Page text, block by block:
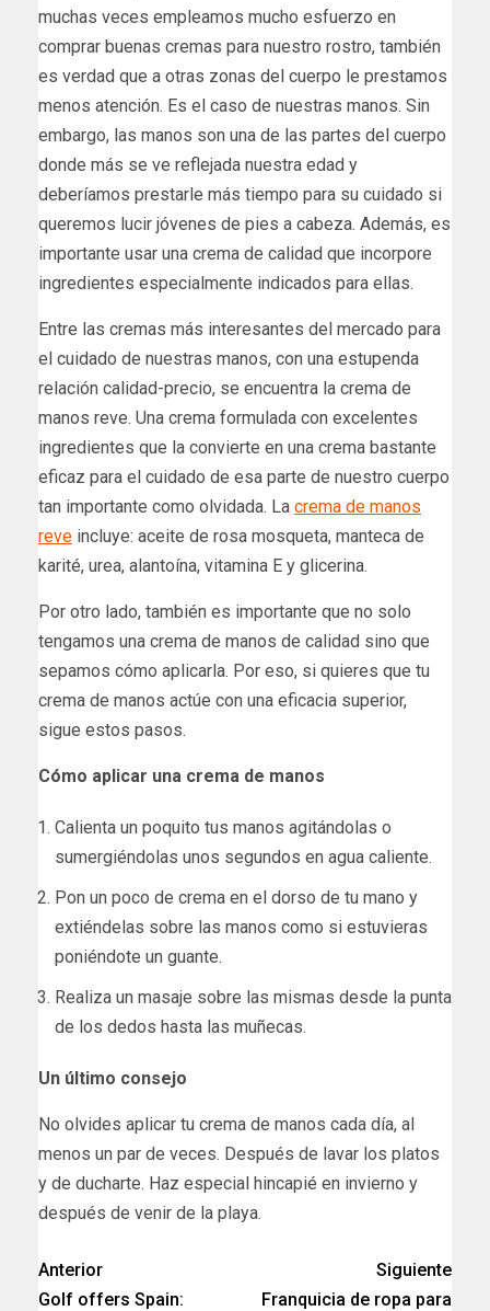
muchas veces empleamos mucho esfuerzo en
comprar buenas cremas para nuestro rostro, también
es verdad que a otras zonas del cuerpo le prestamos
menos atención. Es el caso de nuestras manos. Sin
embargo, las manos son una de las partes del cuerpo
donde más se ve reflejada nuestra edad y
deberíamos prestarle más tiempo para su cuidado si
queremos lucir jóvenes de pies a cabeza. Además, es
importante usar una crema de calidad que incorpore
ingredientes especialmente indicados para ellas.
Entre las cremas más interesantes del mercado para
el cuidado de nuestras manos, con una estupenda
relación calidad-precio, se encuentra la crema de
manos reve. Una crema formulada con excelentes
ingredientes que la convierte en una crema bastante
eficaz para el cuidado de esa parte de nuestro cuerpo
tan importante como olvidada. La crema de manos
reve incluye: aceite de rosa mosqueta, manteca de
karité, urea, alantoína, vitamina E y glicerina.
Por otro lado, también es importante que no solo
tengamos una crema de manos de calidad sino que
sepamos cómo aplicarla. Por eso, si quieres que tu
crema de manos actúe con una eficacia superior,
sigue estos pasos.
Cómo aplicar una crema de manos
Calienta un poquito tus manos agitándolas o
sumergiéndolas unos segundos en agua caliente.
Pon un poco de crema en el dorso de tu mano y
extiéndelas sobre las manos como si estuvieras
poniéndote un guante.
Realiza un masaje sobre las mismas desde la punta
de los dedos hasta las muñecas.
Un último consejo
No olvides aplicar tu crema de manos cada día, al
menos un par de veces. Después de lavar los platos
y de ducharte. Haz especial hincapié en invierno y
después de venir de la playa.
Anterior
Golf offers Spain:
Siguiente
Franquicia de ropa para